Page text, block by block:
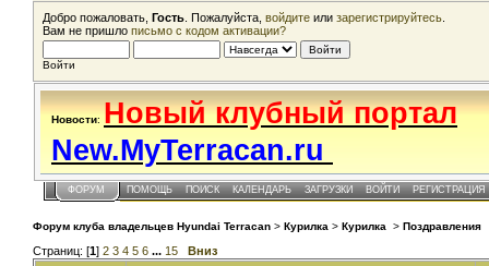
Добро пожаловать, Гость . Пожалуйста, войдите или зарегистрируйтесь
Вам не пришло письмо с кодом активации?
Войти
Новости: Новый клубный портал
New.MyTerracan.ru
ФОРУМ ПОМОЩЬ ПОИСК КАЛЕНДАРЬ ЗАГРУЗКИ ВОЙТИ РЕГИСТРАЦИЯ
Форум клуба владельцев Hyundai Terracan > Курилка > Курилка > Поздравления
Страниц: [1] 2 3 4 5 6 ... 15
Вниз